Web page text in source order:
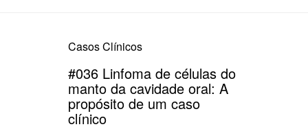
Casos Clínicos
#036 Linfoma de células do
manto da cavidade oral: A
propósito de um caso
clínico